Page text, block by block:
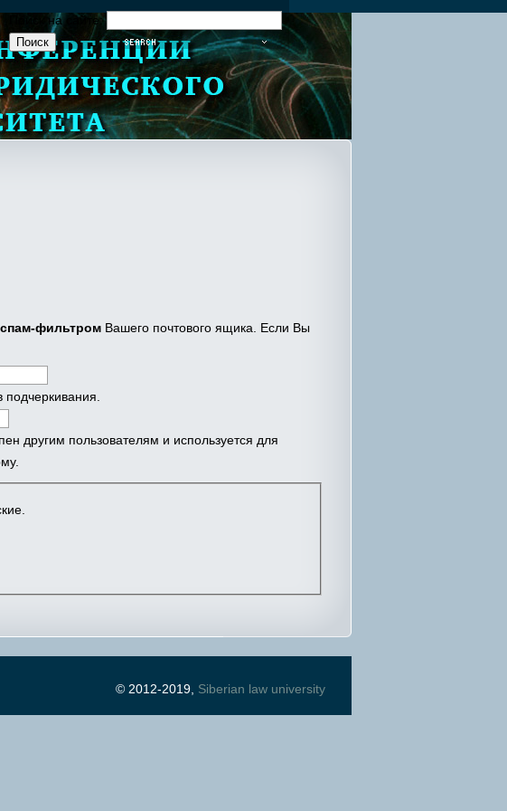
Поиск на сайте:
фильтромВашего почтового ящика. Если Вы
другим пользователям и используется для
© 2012-2019, Siberian law university